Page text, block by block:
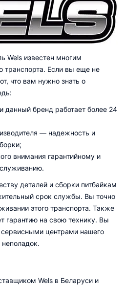
Wels известен многим
транспорта. Если вы еще не
что вам нужно знать о
данный бренд работает более 24
— надежность и
внимания гарантийному и
деталей и сборки питбайкам
срок службы. Вы точно
этого транспорта. Также
гарантию на свою технику. Вы
центрами нашего
Wels в Беларуси и